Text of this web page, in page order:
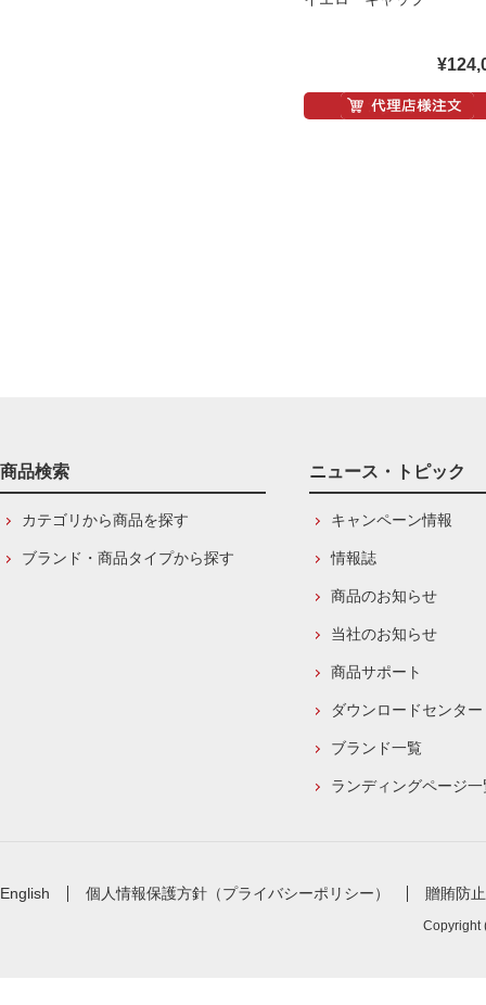
商品検索
カテゴリから商品を探す
ブランド・商品タイプから探す
ニュース・トピック
キャンペーン情報
情報誌
商品のお知らせ
当社のお知らせ
商品サポート
ダウンロードセンター
ブランド一覧
ランディングページ一
English 個人情報保護方針（プライバシーポリシー） 贈賄防
Copyright